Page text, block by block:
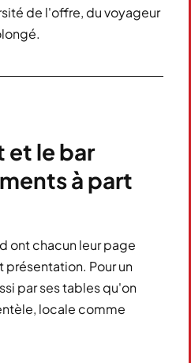
de l'offre, du voyageur
et le bar
à part
ont chacun leur page
Pour un
par ses tables qu'on
locale comme